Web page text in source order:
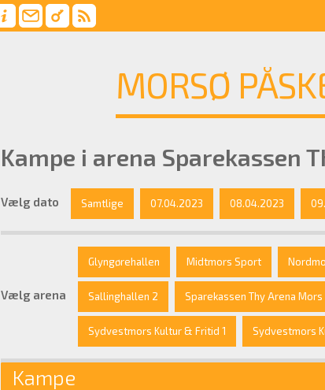
MORSØ
Kampe i arena Sparekassen
Vælg dato Samtlige 07.04.2023 08.04.2023
Vælg arena
Glyngørehallen Midtmors Sport
Sallinghallen 2 Sparekassen Thy Arena Mors
Sydvestmors Kultur & Fritid 1 Sydvestmors
Kampe